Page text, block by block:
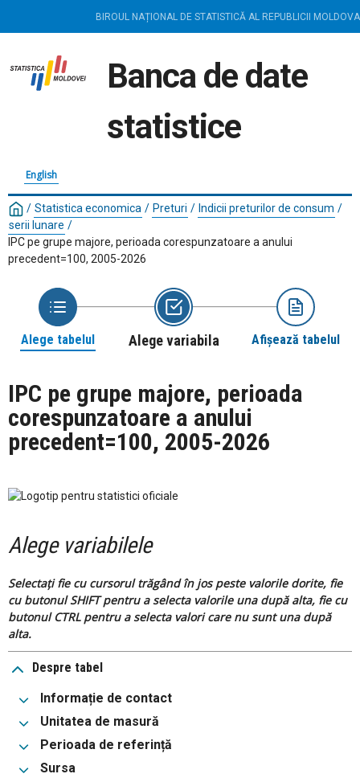
BIROUL NAȚIONAL DE STATISTICĂ AL REPUBLICII MOLDOVA
Banca de date
statistice
English
/ Statistica economica / Preturi / Indicii preturilor de consum /
serii lunare /
IPC pe grupe majore, perioada corespunzatoare a anului
precedent=100, 2005-2026
Alege tabelul Alege variabila Afișează tabelul
IPC pe grupe majore, perioada
corespunzatoare a anului
precedent=100, 2005-2026
Alege variabilele
Selectați fie cu cursorul trăgând în jos peste valorile dorite, fie
cu butonul SHIFT pentru a selecta valorile una după alta, fie cu
butonul CTRL pentru a selecta valori care nu sunt una după
alta.
Despre tabel
Informație de contact
Unitatea de masură
Perioada de referință
Sursa